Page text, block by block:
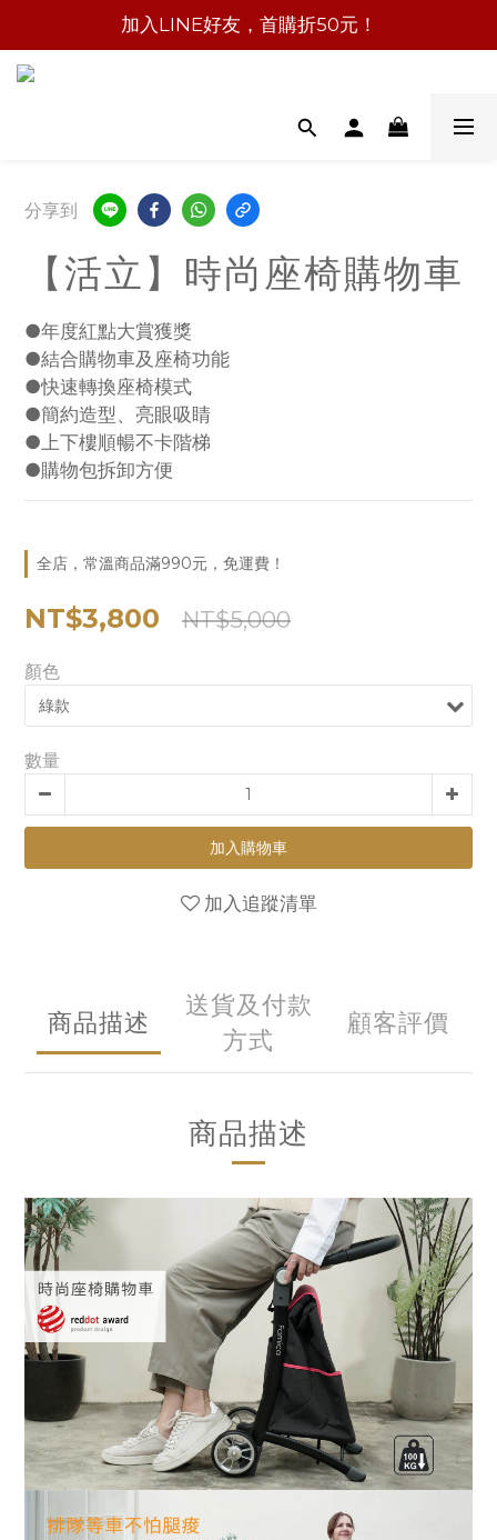
加入LINE好友，首購折50元！
分享到
【活立】時尚座椅購物車
●年度紅點大賞獲獎
●結合購物車及座椅功能
●快速轉換座椅模式
●簡約造型、亮眼吸睛
●上下樓順暢不卡階梯
●購物包拆卸方便
全店，常溫商品滿990元，免運費！
NT$3,800 NT$5,000
顏色
數量
加入購物車
加入追蹤清單
商品描述
送貨及付款
方式
顧客評價
商品描述